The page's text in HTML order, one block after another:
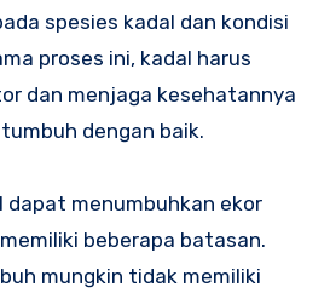
spesies kadal dan kondisi
proses ini, kadal harus
dan menjaga kesehatannya
dengan baik.
dapat menumbuhkan ekor
beberapa batasan.
mungkin tidak memiliki